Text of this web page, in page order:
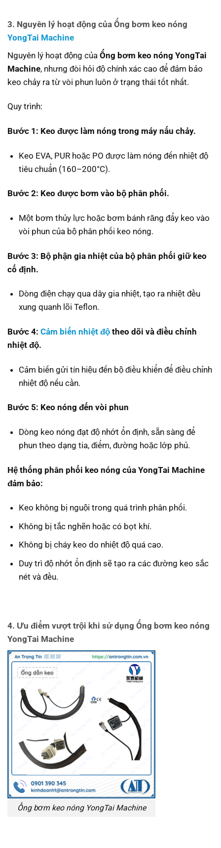
3. Nguyên lý hoạt động của Ống bơm keo nóng
YongTai Machine
Nguyên lý hoạt động của Ống bơm keo nóng YongTai
Machine, nhưng đòi hỏi độ chính xác cao để đảm bảo
keo chảy ra từ vòi phun luôn ở trạng thái tốt nhất.
Quy trình:
Bước 1: Keo được làm nóng trong máy nấu chảy.
Keo EVA, PUR hoặc PO được làm nóng đến nhiệt độ
tiêu chuẩn (160–200°C).
Bước 2: Keo được bơm vào bộ phân phối.
Một bơm thủy lực hoặc bơm bánh răng đẩy keo vào
vòi phun của bộ phân phối keo nóng.
Bước 3: Bộ phận gia nhiệt của bộ phân phối giữ keo
cố định.
Dòng điện chạy qua dây gia nhiệt, tạo ra nhiệt đều
xung quanh lõi Teflon.
Bước 4: Cảm biến nhiệt độ theo dõi và điều chỉnh
nhiệt độ.
Cảm biến gửi tín hiệu đến bộ điều khiển để điều chỉnh
nhiệt độ nếu cần.
Bước 5: Keo nóng đến vòi phun
Dòng keo nóng đạt độ nhớt ổn định, sẵn sàng để
phun theo dạng tia, điểm, đường hoặc lớp phủ.
Hệ thống phân phối keo nóng của YongTai Machine
đảm bảo:
Keo không bị nguội trong quá trình phân phối.
Không bị tắc nghẽn hoặc có bọt khí.
Không bị cháy keo do nhiệt độ quá cao.
Duy trì độ nhớt ổn định sẽ tạo ra các đường keo sắc
nét và đều.
4. Ưu điểm vượt trội khi sử dụng Ống bơm keo nóng
YongTai Machine
Ống bơm keo nóng YongTai Machine